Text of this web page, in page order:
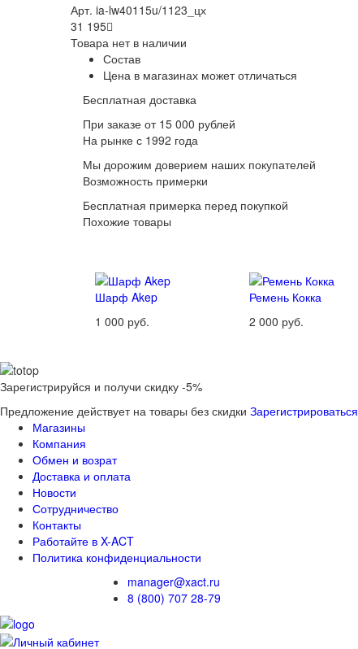
Арт. ia-lw40115u/1123_цх
31 195
Товара нет в наличии
Состав
Цена в магазинах может отличаться
Бесплатная доставка
При заказе от 15 000 рублей
На рынке с 1992 года
Мы дорожим доверием наших покупателей
Возможность примерки
Бесплатная примерка перед покупкой
Похожие товары
Шарф Akep
1 000 руб.
Ремень Кокка
2 000 руб.
Зарегистрируйся и получи скидку -5%
Предложение действует на товары без скидки Зарегистрироваться
Магазины
Компания
Обмен и возрат
Доставка и оплата
Новости
Сотрудничество
Контакты
Работайте в X-ACT
Политика конфиденциальности
manager@xact.ru
8 (800) 707 28-79